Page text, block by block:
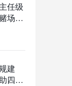
任级
场共
建
四川